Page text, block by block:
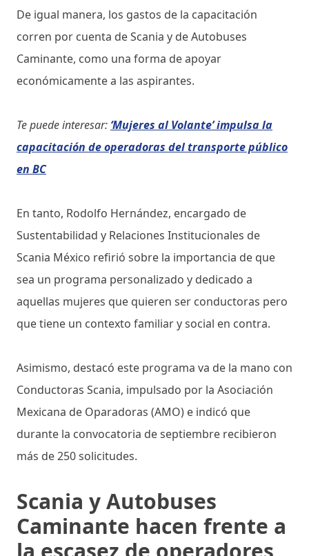
De igual manera, los gastos de la capacitación
corren por cuenta de Scania y de Autobuses
Caminante, como una forma de apoyar
económicamente a las aspirantes.
Te puede interesar: ‘Mujeres al Volante’ impulsa la
capacitación de operadoras del transporte público
en BC
En tanto, Rodolfo Hernández, encargado de
Sustentabilidad y Relaciones Institucionales de
Scania México refirió sobre la importancia de que
sea un programa personalizado y dedicado a
aquellas mujeres que quieren ser conductoras pero
que tiene un contexto familiar y social en contra.
Asimismo, destacó este programa va de la mano con
Conductoras Scania, impulsado por la Asociación
Mexicana de Oparadoras (AMO) e indicó que
durante la convocatoria de septiembre recibieron
más de 250 solicitudes.
Scania y Autobuses
Caminante hacen frente a